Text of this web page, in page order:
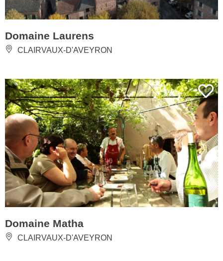
Domaine Laurens
CLAIRVAUX-D'AVEYRON
Domaine Matha
CLAIRVAUX-D'AVEYRON